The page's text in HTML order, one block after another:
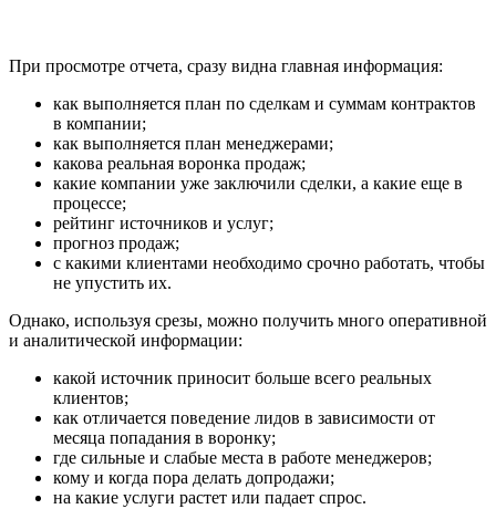
При просмотре отчета, сразу видна главная информация:
как выполняется план по сделкам и суммам контрактов
в компании;
как выполняется план менеджерами;
какова реальная воронка продаж;
какие компании уже заключили сделки, а какие еще в
процессе;
рейтинг источников и услуг;
прогноз продаж;
с какими клиентами необходимо срочно работать, чтобы
не упустить их.
Однако, используя срезы, можно получить много оперативной
и аналитической информации:
какой источник приносит больше всего реальных
клиентов;
как отличается поведение лидов в зависимости от
месяца попадания в воронку;
где сильные и слабые места в работе менеджеров;
кому и когда пора делать допродажи;
на какие услуги растет или падает спрос.